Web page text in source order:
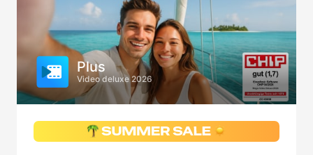
Plus
Video deluxe 2026